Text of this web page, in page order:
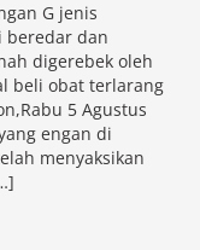
G jenis
beredar dan
digerebek oleh
beli obat terlarang
5 Agustus
engan di
menyaksikan